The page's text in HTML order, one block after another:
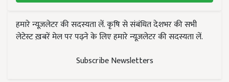
हमारे न्यूज़लेटर की सदस्यता लें. कृषि से संबंधित देशभर की सभी
लेटेस्ट ख़बरें मेल पर पढ़ने के लिए हमारे न्यूज़लेटर की सदस्यता लें.
Subscribe Newsletters